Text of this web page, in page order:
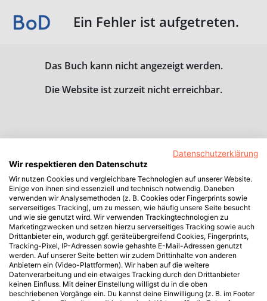
Ein Fehler ist aufgetreten.
Das Buch kann nicht angezeigt werden.
Die Website ist zurzeit nicht erreichbar.
Datenschutzerklärung
Wir respektieren den Datenschutz
Wir nutzen Cookies und vergleichbare Technologien auf unserer Website.
Einige von ihnen sind essenziell und technisch notwendig. Daneben
verwenden wir Analysemethoden (z. B. Cookies oder Fingerprints sowie
serverseitiges Tracking), um zu messen, wie häufig unsere Seite besucht
und wie sie genutzt wird. Wir verwenden Trackingtechnologien zu
Marketingzwecken und setzen hierzu serverseitiges Tracking sowie auch
Drittanbieter ein, wodurch ggf. geräteübergreifend Cookies, Fingerprints,
Tracking-Pixel, IP-Adressen sowie gehashte E-Mail-Adressen genutzt
werden. Auf unserer Seite betten wir zudem Drittinhalte von anderen
Anbietern ein (Video-Plattformen). Wir haben auf die weitere
Datenverarbeitung und ein etwaiges Tracking durch den Drittanbieter
keinen Einfluss. Mit deiner Einstellung willigst du in die oben
beschriebenen Vorgänge ein. Du kannst deine Einwilligung (z. B. im Footer